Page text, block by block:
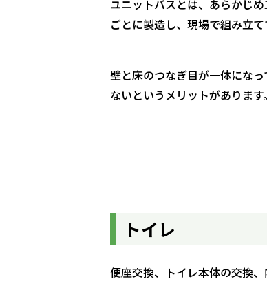
ユニットバスとは、あらかじ
ごとに製造し、現場で組み立
壁と床のつなぎ目が一体にな
ないというメリットがあります。
トイレ
便座交換、トイレ本体の交換